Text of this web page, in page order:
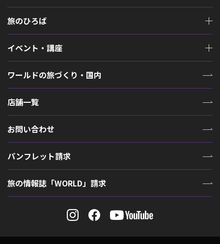
旅のひろば
イベント・講座
ワールドの旅づくり・国内
店舗一覧
お問い合わせ
パンフレット請求
旅の情報誌「WORLD」請求